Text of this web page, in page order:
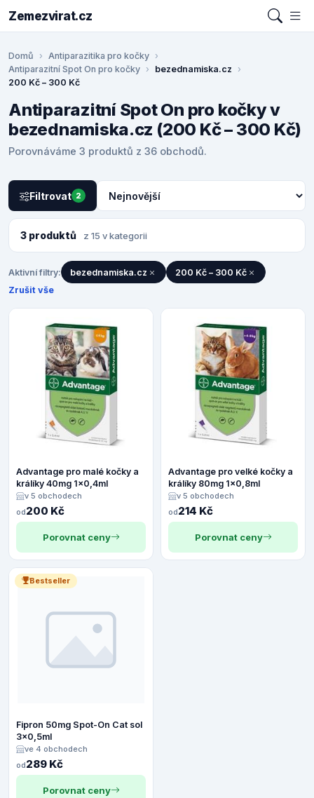
Zemezvirat.cz
Domů
Antiparazitika pro kočky
Antiparazitní Spot On pro kočky
bezednamiska.cz
200 Kč – 300 Kč
Antiparazitní Spot On pro kočky v
bezednamiska.cz (200 Kč – 300 Kč)
Porovnáváme 3 produktů z 36 obchodů.
Filtrovat 2
3 produktů z 15 v kategorii
Aktivní filtry: bezednamiska.cz
200 Kč – 300 Kč
Zrušit vše
Advantage pro malé kočky a
králíky 40mg 1x0,4ml
v 5 obchodech
od200 Kč
Porovnat ceny
Advantage pro velké kočky a
králíky 80mg 1x0,8ml
v 5 obchodech
od214 Kč
Porovnat ceny
Bestseller
Fipron 50mg Spot-On Cat sol
3x0,5ml
ve 4 obchodech
od289 Kč
Porovnat ceny